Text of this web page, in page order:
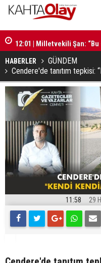
12:01 | Milletvekili Şan:
güçlendirecektir”
HABERLER
GÜNDEM
Cendere'de tanıtım tepkisi:
11:58 29